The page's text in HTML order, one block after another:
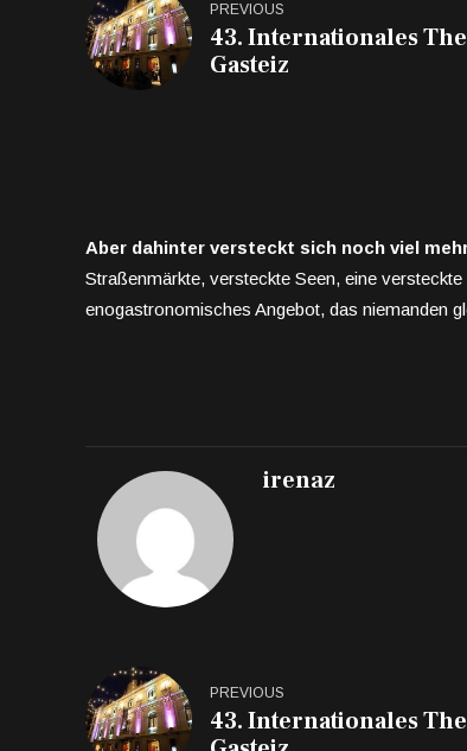
PREVIOUS
43. Internationales
Gasteiz
Aber dahinter versteckt sich noch viel
Straßenmärkte, versteckte Seen, eine
enogastronomisches Angebot, das niemanden
irenaz
PREVIOUS
43. Internationales